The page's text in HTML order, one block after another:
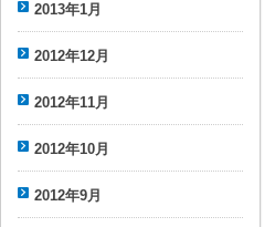
2013年1月
2012年12月
2012年11月
2012年10月
2012年9月